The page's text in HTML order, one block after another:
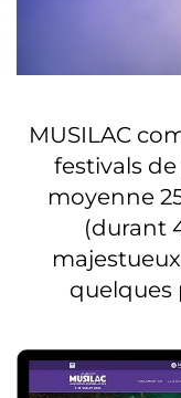
MUSILAC
festivals
moyenne
(durant
quelques